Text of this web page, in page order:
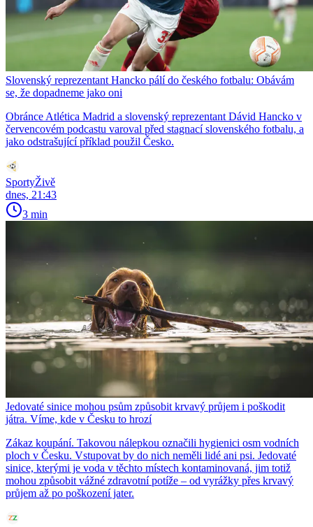
Slovenský reprezentant Hancko pálí do českého fotbalu: Obávám
se, že dopadneme jako oni
Obránce Atlética Madrid a slovenský reprezentant Dávid Hancko v
červencovém podcastu varoval před stagnací slovenského fotbalu, a
jako odstrašující příklad použil Česko.
SportyŽivě
dnes, 21:43
3 min
Jedovaté sinice mohou psům způsobit krvavý průjem i poškodit
játra. Víme, kde v Česku to hrozí
Zákaz koupání. Takovou nálepkou označili hygienici osm vodních
ploch v Česku. Vstupovat by do nich neměli lidé ani psi. Jedovaté
sinice, kterými je voda v těchto místech kontaminovaná, jim totiž
mohou způsobit vážné zdravotní potíže – od vyrážky přes krvavý
průjem až po poškození jater.